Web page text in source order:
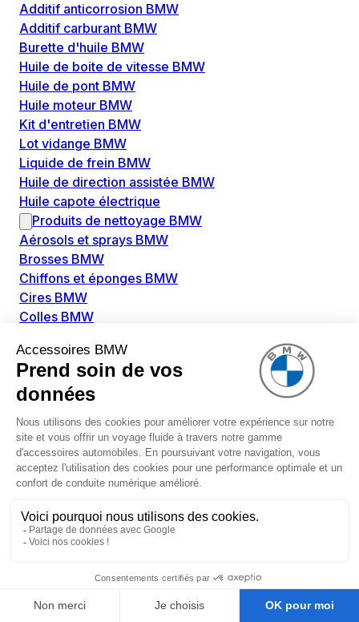
Additif anticorrosion BMW
Additif carburant BMW
Burette d'huile BMW
Huile de boite de vitesse BMW
Huile de pont BMW
Huile moteur BMW
Kit d'entretien BMW
Lot vidange BMW
Liquide de frein BMW
Huile de direction assistée BMW
Huile capote électrique
Produits de nettoyage BMW
Aérosols et sprays BMW
Brosses BMW
Chiffons et éponges BMW
Cires BMW
Colles BMW
Détachants BMW
Disolvants BMW
Lubrifiants BMW
Nettoyant extérieur BMW
Pièces détachées BMW
Alimentation Carburant BMW
Boitier papillon BMW
Faisceau de câble pour réservoir avec pompe
d'aspiration BMW
Injecteur BMW
Pompe diesel BMW
Allumage / Préchauffage BMW